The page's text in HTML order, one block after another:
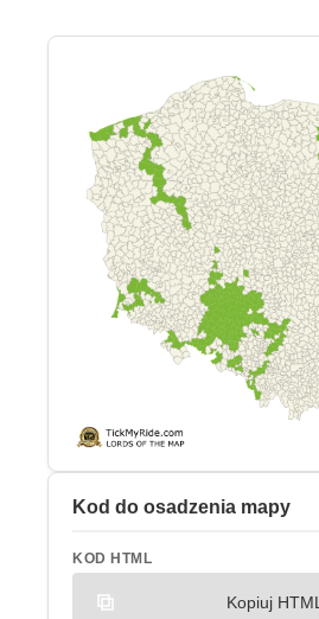
Kod do osadzenia mapy
KOD HTML
Kopiuj HTML